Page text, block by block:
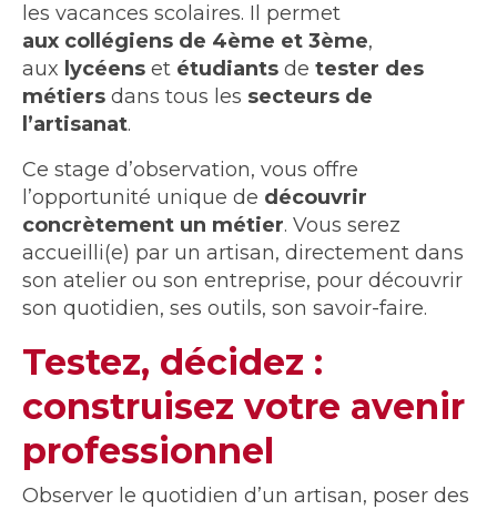
les vacances scolaires. Il permet
aux collégiens de 4ème et 3ème,
aux lycéens et étudiants de tester des
métiers dans tous les secteurs de
l’artisanat.
Ce stage d’observation, vous offre
l’opportunité unique de découvrir
concrètement un métier. Vous serez
accueilli(e) par un artisan, directement dans
son atelier ou son entreprise, pour découvrir
son quotidien, ses outils, son savoir-faire.
Testez, décidez :
construisez votre avenir
professionnel
Observer le quotidien d’un artisan, poser des